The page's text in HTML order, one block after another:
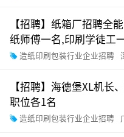
【招聘】纸箱厂招聘全
纸师傅一名,印刷学徒工
造纸印刷包装行业企业招聘
【招聘】海德堡XL机长
职位各1名
造纸印刷包装行业企业招聘